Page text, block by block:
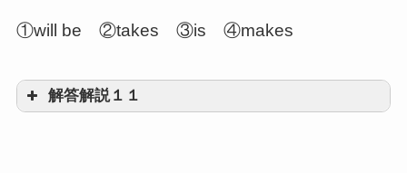
①will be ②takes ③is ④makes
解答解説１１